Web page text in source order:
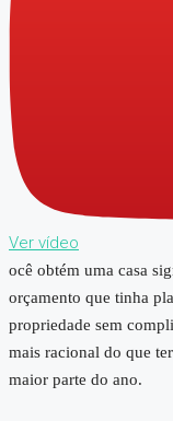
Ver vídeo
ocê obtém uma casa
orçamento que tinha
propriedade sem
mais racional do que
maior parte do ano.